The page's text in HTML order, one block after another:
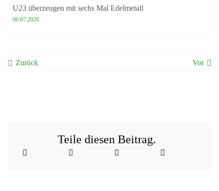
U23 überzeugen mit sechs Mal Edelmetall
06.07.2026
Zurück Vor
Teile diesen Beitrag.